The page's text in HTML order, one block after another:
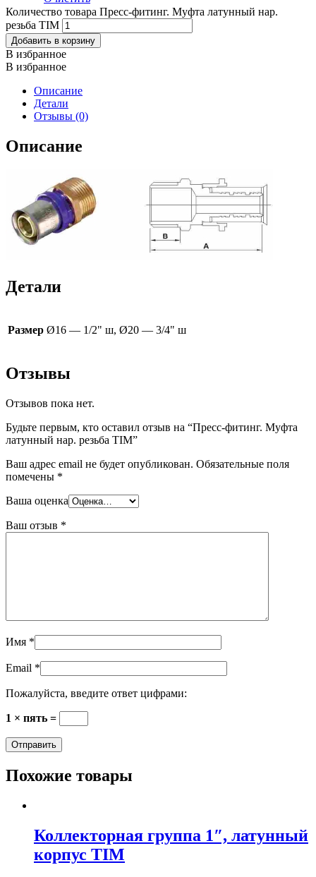
Количество товара Пресс-фитинг. Муфта латунный нар.
резьба TIM
Добавить в корзину
В избранное
В избранное
Описание
Детали
Отзывы (0)
Описание
Детали
Размер Ø16 — 1/2" ш, Ø20 — 3/4" ш
Отзывы
Отзывов пока нет.
Будьте первым, кто оставил отзыв на “Пресс-фитинг. Муфта
латунный нар. резьба TIM”
Ваш адрес email не будет опубликован. Обязательные поля
помечены *
Ваша оценка
Ваш отзыв *
Имя *
Email *
Пожалуйста, введите ответ цифрами:
1 × пять =
Похожие товары
Коллекторная группа 1″, латунный
корпус TIM